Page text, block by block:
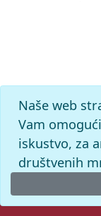
Naše web
Vam
iskustvo, za
društvenih
© 2026. -